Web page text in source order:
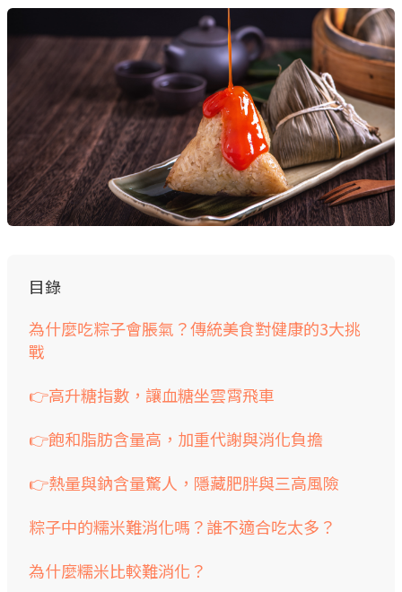
目錄
為什麼吃粽子會脹氣？傳統美食對健康的3大挑
戰
👉高升糖指數，讓血糖坐雲霄飛車
👉飽和脂肪含量高，加重代謝與消化負擔
👉熱量與鈉含量驚人，隱藏肥胖與三高風險
粽子中的糯米難消化嗎？誰不適合吃太多？
為什麼糯米比較難消化？